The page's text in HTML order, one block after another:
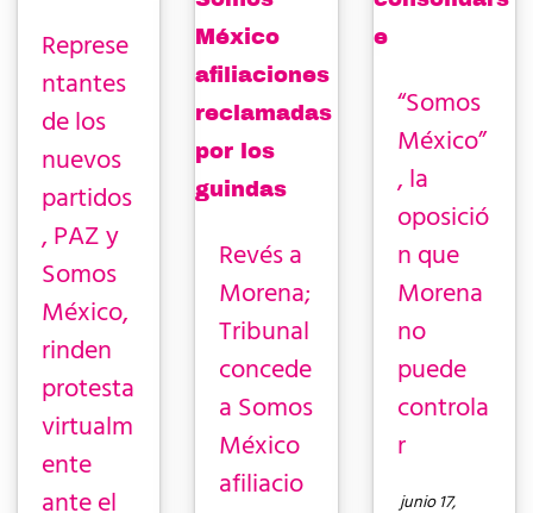
Represe
ntantes
de los
nuevos
partidos
, PAZ y
Somos
México,
rinden
protesta
virtualm
ente
ante el
Revés a
Morena;
Tribunal
concede
a Somos
México
afiliacio
“Somos
México”
, la
oposició
n que
Morena
no
puede
controla
r
junio 17,